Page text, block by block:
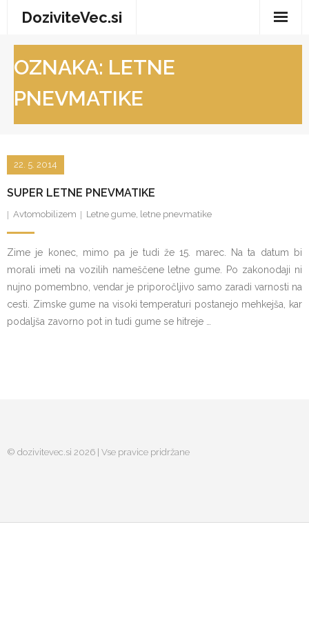
DoziviteVec.si
Zdravje in dobro počutje
OZNAKA: LETNE
PNEVMATIKE
SUPER LETNE PNEVMATIKE
22. 5. 2014
Avtomobilizem Letne gume, letne pnevmatike
Zime je konec, mimo pa je tudi že 15. marec. Na ta datum bi
morali imeti na vozilih nameščene letne gume. Po zakonodaji ni
nujno pomembno, vendar je priporočljivo samo zaradi varnosti na
cesti. Zimske gume na visoki temperaturi postanejo mehkejša, kar
podaljša zavorno pot in tudi gume se hitreje …
© dozivitevec.si 2026 | Vse pravice pridržane